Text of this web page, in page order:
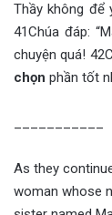
Thầy không để
41Chúa đáp:
chuyện quá!
chọn phần tốt
As they
woman whose